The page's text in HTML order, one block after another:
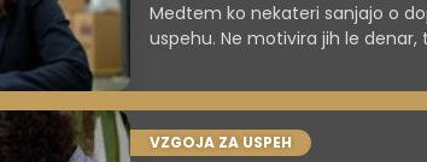
Medtem ko nekateri sanjajo o
uspehu. Ne motivira jih le
VZGOJA ZA USPEH